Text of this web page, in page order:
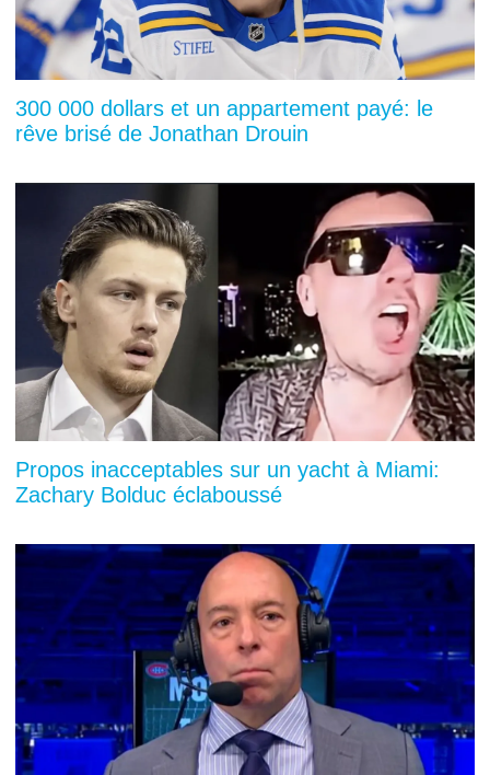
300 000 dollars et un appartement payé: le
rêve brisé de Jonathan Drouin
Propos inacceptables sur un yacht à Miami:
Zachary Bolduc éclaboussé